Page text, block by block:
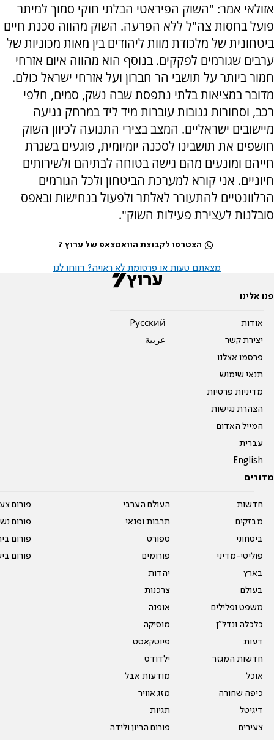
אזולאי אמר: "השוק הפיראטי הבלתי חוקי סמוך למיתר
פועל בחסות צה"ל ללא הפרעה. השוק מהווה סכנת חיים
ביטחונית של מלכודת מוות ליהודים בין מאות מכוניות של
ערבים שגורמים לפקקים. בנוסף הוא מהווה איום אזרחי
חמור ביותר על תושבי הר חברון ועל אזרחי ישראל כולם.
מדובר במציאות בלתי נתפסת שבה נשק, סמים, חלפי
רכב, וסחורות גנובות עוברות מיד ליד במרחק נגיעה
מיישובים ישראליים. המצב בצירי התנועה לכיוון השוק
חושפים את תושבינו לסכנה יומיומית, פוגעים בשגרת
חייהם ומונעים מהם גישה בטוחה לבתיהם ולשירותים
חיוניים. אני קורא למערכת הביטחון ולכל הגורמים
הרלוונטיים להתעורר לאלתר ולפעול בנחישות ובאפס
סובלנות לעצירת פעילות השוק".
הצטרפו לקבוצת הוואטצאפ של ערוץ 7
מצאתם טעות או פרסומת לא ראויה? דווחו לנו
פנו אלינו
אודות
יצירת קשר
פרסמו אצלנו
תנאי שימוש
מדיניות פרטיות
הצהרת נגישות
המייל האדום
עברית
English
Pусский
عربية
מדורים
חדשות
מבזקים
ביטחוני
פוליטי-מדיני
בארץ
בעולם
משפט ופלילים
כלכלה ונדל"ן
דעות
חדשות המגזר
אוכל
כיפה שחורה
דיגיטל
צעירים
העולם הערבי
תרבות ופנאי
ספורט
פורומים
יהדות
צרכנות
אופנה
מוסיקה
פיוטקאסט
ילדודס
מודעות אבל
מזג אוויר
תגיות
פורום הריון ולידה
פורום
פורום
פורום
פורום